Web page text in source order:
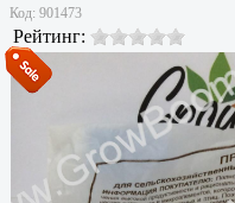
Код: 901473
Рейтинг: